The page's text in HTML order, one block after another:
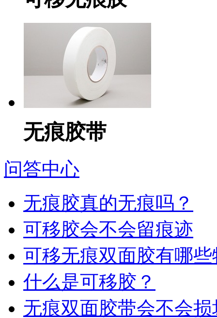
无痕胶带
问答中心
无痕胶真的无痕吗？
可移胶会不会留痕迹
可移无痕双面胶有哪
什么是可移胶？
无痕双面胶带会不会